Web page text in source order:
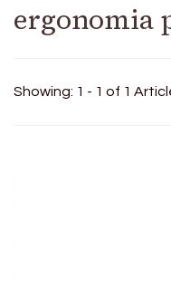
ergonomia
Showing: 1 - 1 of 1